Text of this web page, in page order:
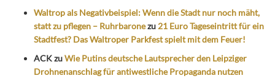
Waltrop als Negativbeispiel: Wenn die Stadt nur noch mäht,
statt zu pflegen – Ruhrbaronezu21 Euro Tageseintritt für ein
Stadtfest? Das Waltroper Parkfest spielt mit dem Feuer!
ACKzuWie Putins deutsche Lautsprecher den Leipziger
Drohnenanschlag für antiwestliche Propaganda nutzen